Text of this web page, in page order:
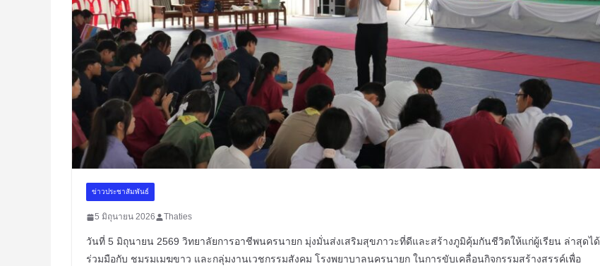
ข่าวประชาสัมพันธ์
5 มิถุนายน 2026 Thaties
วันที่ 5 มิถุนายน 2569 วิทยาลัยการอาชีพนครนายก มุ่งมั่นส่งเสริมสุขภาวะที่ดีและสร้างภูมิคุ้มกันชีวิตให้แก่ผู้เรียน ล่าสุดได้
ร่วมมือกับ ชมรมเมฆขาว และกลุ่มงานเวชกรรมสังคม โรงพยาบาลนครนายก ในการขับเคลื่อนกิจกรรมสร้างสรรค์เพื่อ